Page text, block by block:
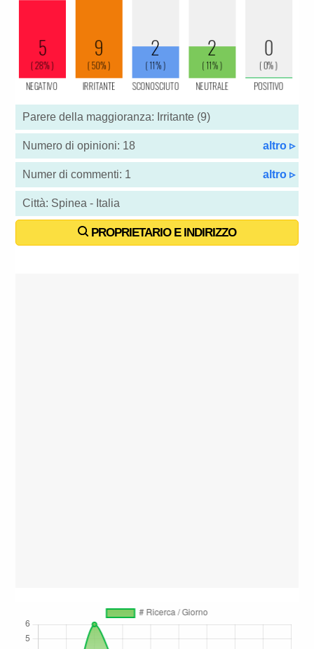
Parere della maggioranza: Irritante (9)
Numero di opinioni: 18 altro ▹
Numer di commenti: 1 altro ▹
Città: Spinea - Italia
PROPRIETARIO E INDIRIZZO